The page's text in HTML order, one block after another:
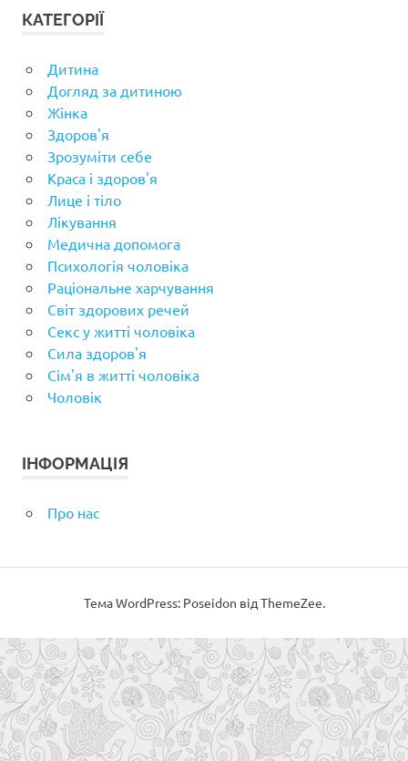
КАТЕГОРІЇ
Дитина
Догляд за дитиною
Жінка
Здоров'я
Зрозуміти себе
Краса і здоров'я
Лице і тіло
Лікування
Медична допомога
Психологія чоловіка
Раціональне харчування
Світ здорових речей
Секс у житті чоловіка
Сила здоров'я
Сім'я в житті чоловіка
Чоловік
ІНФОРМАЦІЯ
Про нас
Тема WordPress: Poseidon від ThemeZee.